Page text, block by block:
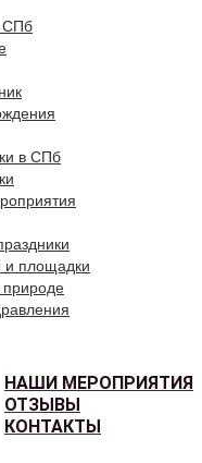
СПб
в СПб
площадки
НАШИ МЕРОПРИЯТИЯ
ОТЗЫВЫ
КОНТАКТЫ